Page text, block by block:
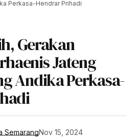
Perkasa-Hendrar Prihadi
Gerakan
Jateng
Andika Perkasa-
SemarangNov 15, 2024